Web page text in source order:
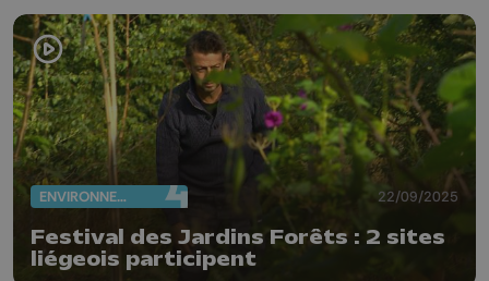
ENVIRONNEMENT 22/09/2025
Festival des Jardins Forêts : 2 sites
liégeois participent